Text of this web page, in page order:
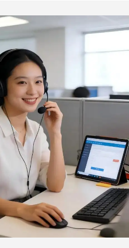
køkkenredskabssæt med
håndtag